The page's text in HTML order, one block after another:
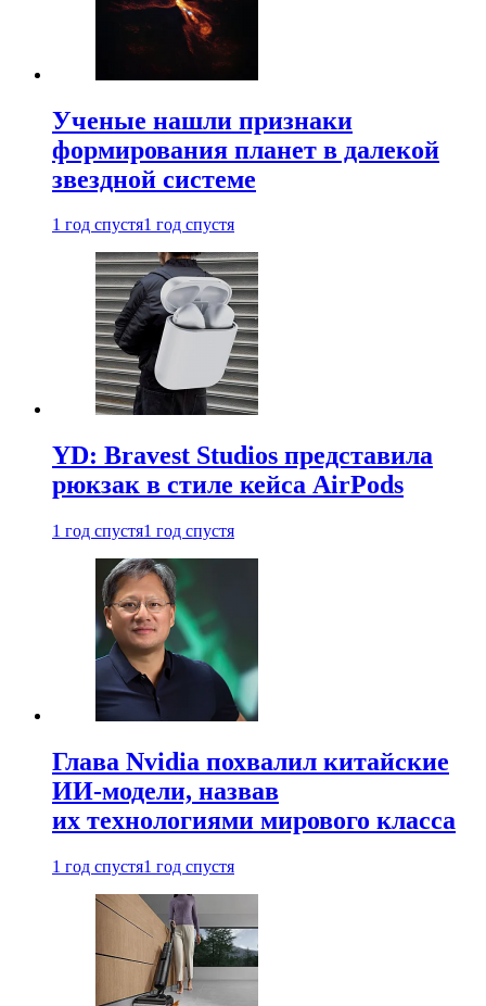
Ученые нашли признаки
формирования планет в далекой
звездной системе
1 год спустя1 год спустя
YD: Bravest Studios представила
рюкзак в стиле кейса AirPods
1 год спустя1 год спустя
Глава Nvidia похвалил китайские
ИИ-модели, назвав
их технологиями мирового класса
1 год спустя1 год спустя